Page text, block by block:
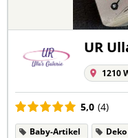
UR
1210
5,0 (4)
Baby-Artikel Deko